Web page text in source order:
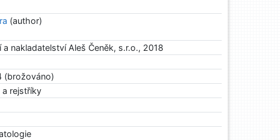
(author)
nakladatelství Aleš Čeněk, s.r.o., 2018
a rejstříky